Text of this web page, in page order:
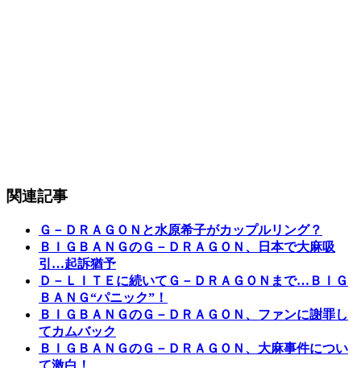
関連記事
Ｇ－ＤＲＡＧＯＮと水原希子がカップルリング？
ＢＩＧＢＡＮＧのＧ－ＤＲＡＧＯＮ、日本で大麻吸
引…起訴猶予
Ｄ－ＬＩＴＥに続いてＧ－ＤＲＡＧＯＮまで…ＢＩＧ
ＢＡＮＧ“パニック”！
ＢＩＧＢＡＮＧのＧ－ＤＲＡＧＯＮ、ファンに謝罪し
てカムバック
ＢＩＧＢＡＮＧのＧ－ＤＲＡＧＯＮ、大麻事件につい
て激白！